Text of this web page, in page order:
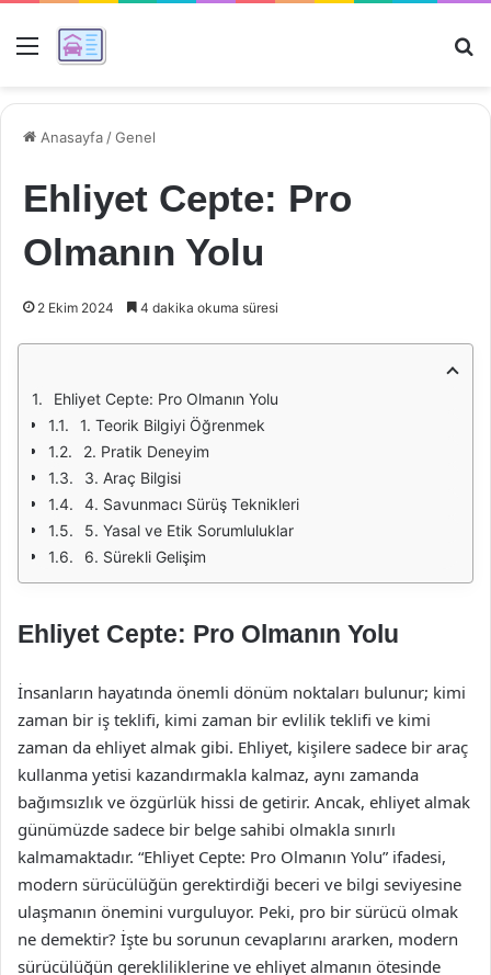
Menü
Anasayfa /Genel
Ehliyet Cepte: Pro
Olmanın Yolu
2 Ekim 2024 4 dakika okuma süresi
Ehliyet Cepte: Pro Olmanın Yolu
1. Teorik Bilgiyi Öğrenmek
2. Pratik Deneyim
3. Araç Bilgisi
4. Savunmacı Sürüş Teknikleri
5. Yasal ve Etik Sorumluluklar
6. Sürekli Gelişim
Ehliyet Cepte: Pro Olmanın Yolu
İnsanların hayatında önemli dönüm noktaları bulunur; kimi
zaman bir iş teklifi, kimi zaman bir evlilik teklifi ve kimi
zaman da ehliyet almak gibi. Ehliyet, kişilere sadece bir araç
kullanma yetisi kazandırmakla kalmaz, aynı zamanda
bağımsızlık ve özgürlük hissi de getirir. Ancak, ehliyet almak
günümüzde sadece bir belge sahibi olmakla sınırlı
kalmamaktadır. “Ehliyet Cepte: Pro Olmanın Yolu” ifadesi,
modern sürücülüğün gerektirdiği beceri ve bilgi seviyesine
ulaşmanın önemini vurguluyor. Peki, pro bir sürücü olmak
ne demektir? İşte bu sorunun cevaplarını ararken, modern
sürücülüğün gerekliliklerine ve ehliyet almanın ötesinde